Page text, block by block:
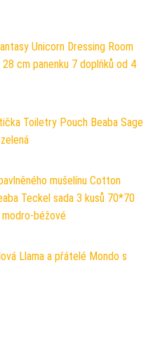
Unicorn Dressing Room
cm panenku 7 doplňků od 4
Toiletry Pouch Beaba Sage
mušelínu Cotton
Teckel sada 3 kusů 70*70
béžové
Llama a přátelé Mondo s